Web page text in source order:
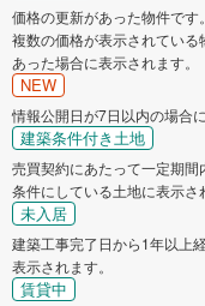
価格の更新があった物件です。
複数の価格が表示されてい
あった場合に表示されます。
NEW
情報公開日が7日以内の場合
建築条件付き土地
売買契約にあたって一定期
条件にしている土地に表示さ
未入居
建築工事完了日から1年以上
表示されます。
賃貸中